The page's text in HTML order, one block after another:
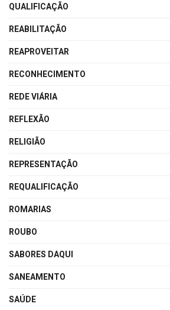
QUALIFICAÇÃO
REABILITAÇÃO
REAPROVEITAR
RECONHECIMENTO
REDE VIÁRIA
REFLEXÃO
RELIGIÃO
REPRESENTAÇÃO
REQUALIFICAÇÃO
ROMARIAS
ROUBO
SABORES DAQUI
SANEAMENTO
SAÚDE